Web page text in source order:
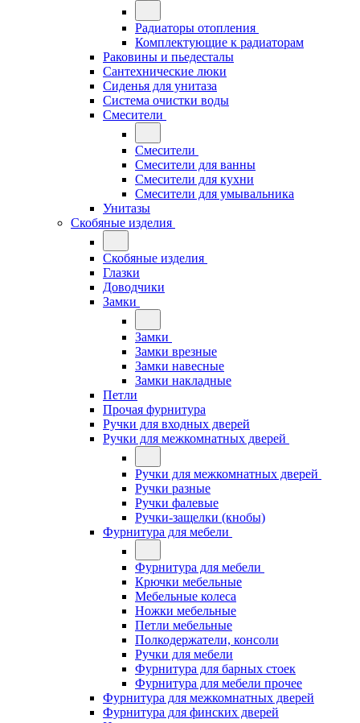
Радиаторы отопления
Комплектующие к радиаторам
Раковины и пьедесталы
Сантехнические люки
Сиденья для унитаза
Система очистки воды
Смесители
Смесители
Смесители для ванны
Смесители для кухни
Смесители для умывальника
Унитазы
Скобяные изделия
Скобяные изделия
Глазки
Доводчики
Замки
Замки
Замки врезные
Замки навесные
Замки накладные
Петли
Прочая фурнитура
Ручки для входных дверей
Ручки для межкомнатных дверей
Ручки для межкомнатных дверей
Ручки разные
Ручки фалевые
Ручки-защелки (кнобы)
Фурнитура для мебели
Фурнитура для мебели
Крючки мебельные
Мебельные колеса
Ножки мебельные
Петли мебельные
Полкодержатели, консоли
Ручки для мебели
Фурнитура для барных стоек
Фурнитура для мебели прочее
Фурнитура для межкомнатных дверей
Фурнитура для финских дверей